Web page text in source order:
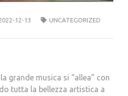
12-13 UNCATEGORIZED
grande musica si “allea” con
tutta la bellezza artistica a